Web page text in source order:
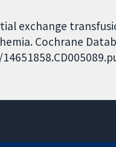
exchange
Cochrane